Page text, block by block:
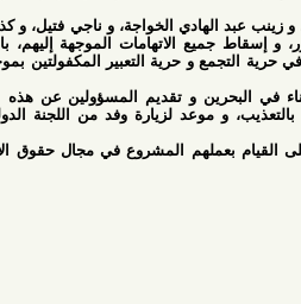
الخواجة، و ناجي فتيل، و كذلك المصور
الموجهة إليهم، بالإضافة إلى
حرية التعبير المكفولتين بموجب الإعلان
و تقديم المسؤولين عن هذه الأفعال إلى
لزيارة وفد من اللجنة الدولية للصليب
المشروع في مجال حقوق الإنسان دون